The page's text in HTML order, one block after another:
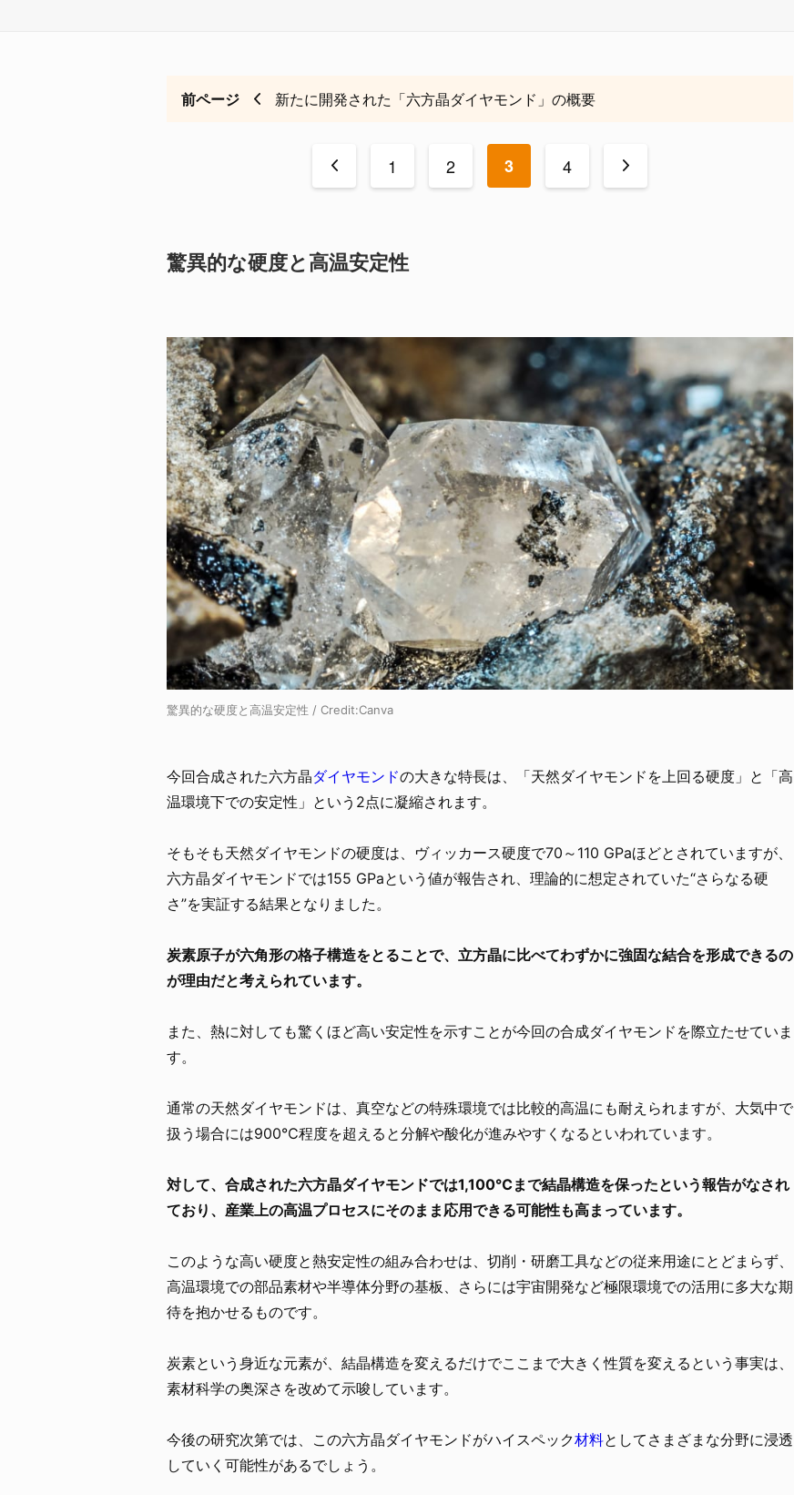
前ページ 新たに開発された「六方晶ダイヤモンド」の概要
< 1 2 3 4 >
驚異的な硬度と高温安定性
驚異的な硬度と高温安定性 / Credit:Canva
今回合成された六方晶ダイヤモンドの大きな特長は、「天然ダイヤモンドを上回る硬度」と「高
温環境下での安定性」という2点に凝縮されます。
そもそも天然ダイヤモンドの硬度は、ヴィッカース硬度で70～110 GPaほどとされていますが、
六方晶ダイヤモンドでは155 GPaという値が報告され、理論的に想定されていた“さらなる硬
さ”を実証する結果となりました。
炭素原子が六角形の格子構造をとることで、立方晶に比べてわずかに強固な結合を形成できるの
が理由だと考えられています。
また、熱に対しても驚くほど高い安定性を示すことが今回の合成ダイヤモンドを際立たせていま
す。
通常の天然ダイヤモンドは、真空などの特殊環境では比較的高温にも耐えられますが、大気中で
扱う場合には900℃程度を超えると分解や酸化が進みやすくなるといわれています。
対して、合成された六方晶ダイヤモンドでは1,100℃まで結晶構造を保ったという報告がなされ
ており、産業上の高温プロセスにそのまま応用できる可能性も高まっています。
このような高い硬度と熱安定性の組み合わせは、切削・研磨工具などの従来用途にとどまらず、
高温環境での部品素材や半導体分野の基板、さらには宇宙開発など極限環境での活用に多大な期
待を抱かせるものです。
炭素という身近な元素が、結晶構造を変えるだけでここまで大きく性質を変えるという事実は、
素材科学の奥深さを改めて示唆しています。
今後の研究次第では、この六方晶ダイヤモンドがハイスペック材料としてさまざまな分野に浸透
していく可能性があるでしょう。